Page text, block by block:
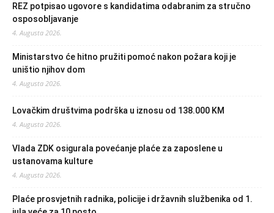
REZ potpisao ugovore s kandidatima odabranim za stručno
osposobljavanje
4. Augusta 2026.
Ministarstvo će hitno pružiti pomoć nakon požara koji je
uništio njihov dom
4. Augusta 2026.
Lovačkim društvima podrška u iznosu od 138.000 KM
4. Augusta 2026.
Vlada ZDK osigurala povećanje plaće za zaposlene u
ustanovama kulture
4. Augusta 2026.
Plaće prosvjetnih radnika, policije i državnih službenika od 1.